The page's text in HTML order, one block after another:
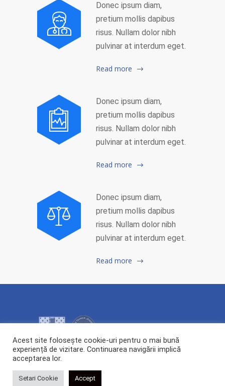
Donec ipsum diam,
pretium mollis dapibus
risus. Nullam dolor nibh
pulvinar at interdum eget.
Read more
Donec ipsum diam,
pretium mollis dapibus
risus. Nullam dolor nibh
pulvinar at interdum eget.
Read more
Donec ipsum diam,
pretium mollis dapibus
risus. Nullam dolor nibh
pulvinar at interdum eget.
Read more
2026 Copyright ©
Webdesign:
Cipdesign.net
Acest site folosește cookie-uri pentru o mai bună
experiență de vizitare. Continuarea navigării implică
acceptarea lor.
Setari Cookie Accept